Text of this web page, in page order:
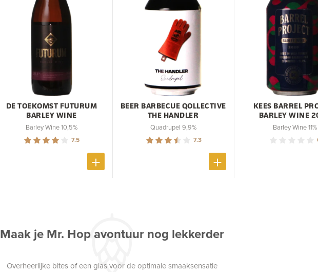
DE TOEKOMST FUTURUM
BARLEY WINE
Barley Wine 10,5%
7.5
BEER BARBECUE QOLLECTIVE
THE HANDLER
Quadrupel 9,9%
7.3
KEES BARREL
BARLEY WINE
Barley Wine 11%
Maak je Mr. Hop avontuur nog lekkerder
Overheerlijke bites of een glas voor de optimale smaaksensatie